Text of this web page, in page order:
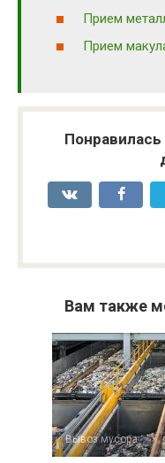
Прием
Прием
Вам также
Вывоз мусора